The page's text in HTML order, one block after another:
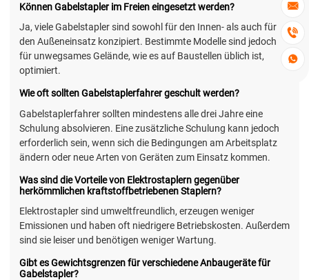



Können Gabelstapler im Freien eingesetzt werden?
Ja, viele Gabelstapler sind sowohl für den Innen- als auch für
den Außeneinsatz konzipiert. Bestimmte Modelle sind jedoch
für unwegsames Gelände, wie es auf Baustellen üblich ist,
optimiert.
Wie oft sollten Gabelstaplerfahrer geschult werden?
Gabelstaplerfahrer sollten mindestens alle drei Jahre eine
Schulung absolvieren. Eine zusätzliche Schulung kann jedoch
erforderlich sein, wenn sich die Bedingungen am Arbeitsplatz
ändern oder neue Arten von Geräten zum Einsatz kommen.
Was sind die Vorteile von Elektrostaplern gegenüber
herkömmlichen kraftstoffbetriebenen Staplern?
Elektrostapler sind umweltfreundlich, erzeugen weniger
Emissionen und haben oft niedrigere Betriebskosten. Außerdem
sind sie leiser und benötigen weniger Wartung.
Gibt es Gewichtsgrenzen für verschiedene Anbaugeräte für
Gabelstapler?